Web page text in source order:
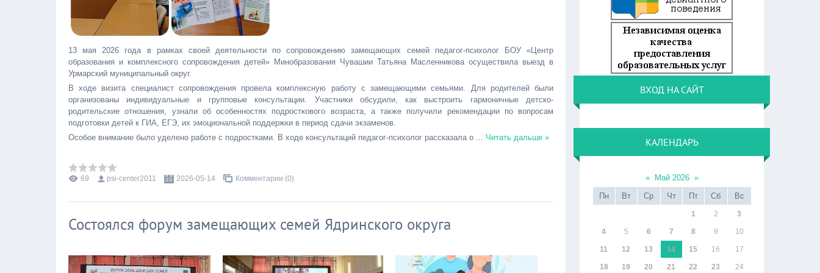
13 мая 2026 года в рамках своей деятельности по сопровождению замещающих семей педагог-психолог БОУ «Центр
образования и комплексного сопровождения детей» Минобразования Чувашии Татьяна Масленникова осуществила выезд в
Урмарский муниципальный округ.
В ходе визита специалист сопровождения провела комплексную работу с замещающими семьями. Для родителей были
организованы индивидуальные и групповые консультации. Участники обсудили, как выстроить гармоничные детско-
родительские отношения, узнали об особенностях подросткового возраста, а также получили рекомендации по вопросам
подготовки детей к ГИА, ЕГЭ, их эмоциональной поддержки в период сдачи экзаменов.
Особое внимание было уделено работе с подростками. В ходе консультаций педагог-психолог рассказала о ... Читать дальше »
69 psi-center2011 2026-05-14 Комментарии (0)
Состоялся форум замещающих семей Ядринского округа
ВХОД НА САЙТ
КАЛЕНДАРЬ
« Май 2026 »
Пн
Вт Ср Чт Пт Сб Вс
1 2 3
4 5 6 7 8 9 10
11 12 13 14 15 16 17
18 19 20 21 22 23 24